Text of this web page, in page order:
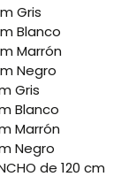
Gris
Blanco
Marrón
Negro
Gris
Blanco
Marrón
Negro
de 120 cm